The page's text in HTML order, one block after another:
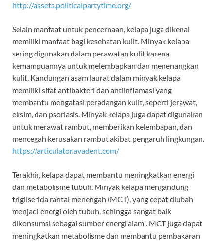
http://assets.politicalpartytime.org/
Selain manfaat untuk pencernaan, kelapa juga dikenal
memiliki manfaat bagi kesehatan kulit. Minyak kelapa
sering digunakan dalam perawatan kulit karena
kemampuannya untuk melembapkan dan menenangkan
kulit. Kandungan asam laurat dalam minyak kelapa
memiliki sifat antibakteri dan antiinflamasi yang
membantu mengatasi peradangan kulit, seperti jerawat,
eksim, dan psoriasis. Minyak kelapa juga dapat digunakan
untuk merawat rambut, memberikan kelembapan, dan
mencegah kerusakan rambut akibat pengaruh lingkungan.
https://articulator.avadent.com/
Terakhir, kelapa dapat membantu meningkatkan energi
dan metabolisme tubuh. Minyak kelapa mengandung
trigliserida rantai menengah (MCT), yang cepat diubah
menjadi energi oleh tubuh, sehingga sangat baik
dikonsumsi sebagai sumber energi alami. MCT juga dapat
meningkatkan metabolisme dan membantu pembakaran